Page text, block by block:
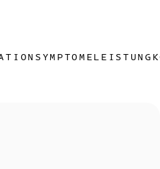
SYMPTOMELEISTUNG